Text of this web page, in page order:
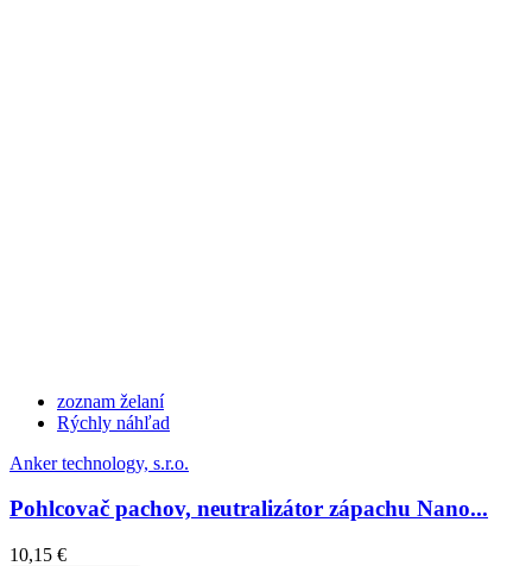
zoznam želaní
Rýchly náhľad
Anker technology, s.r.o.
Pohlcovač pachov, neutralizátor zápachu Nano...
10,15 €